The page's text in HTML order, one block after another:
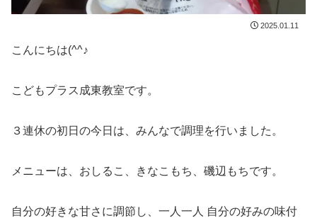
2025.01.11
こんにちは(^^♪
こどもプラス成東教室です。
３連休の初日の今日は、みんなで調理を行いました。
メニューは、おしるこ、きなこもち、磯辺もちです。
自分の好きな甘さに調節し、一人一人 自分の好みの味付